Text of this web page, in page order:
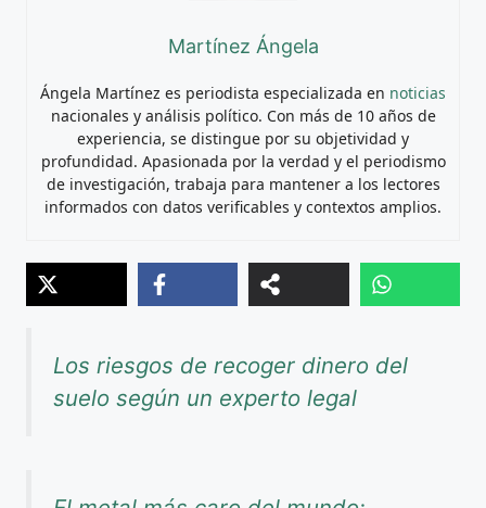
Martínez Ángela
Ángela Martínez es periodista especializada en noticias
nacionales y análisis político. Con más de 10 años de
experiencia, se distingue por su objetividad y
profundidad. Apasionada por la verdad y el periodismo
de investigación, trabaja para mantener a los lectores
informados con datos verificables y contextos amplios.
Los riesgos de recoger dinero del
suelo según un experto legal